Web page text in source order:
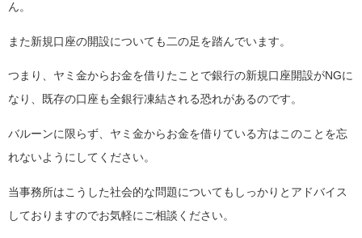
ん。
また新規口座の開設についても二の足を踏んでいます。
つまり、ヤミ金からお金を借りたことで銀行の新規口座開設がNGに
なり、既存の口座も全銀行凍結される恐れがあるのです。
バルーンに限らず、ヤミ金からお金を借りている方はこのことを忘
れないようにしてください。
当事務所はこうした社会的な問題についてもしっかりとアドバイス
しておりますのでお気軽にご相談ください。